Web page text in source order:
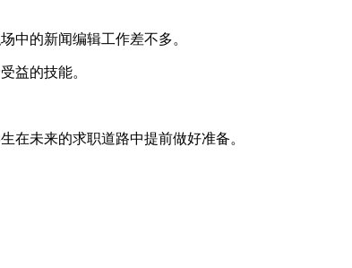
中的新闻编辑工作差不多。
益的技能。
在未来的求职道路中提前做好准备。